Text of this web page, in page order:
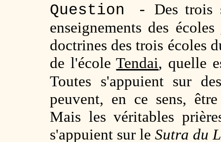
Question - Des trois
enseignements des écoles
doctrines des trois écoles
de l'écoleTendai, quelle
Toutes s'appuient sur
peuvent, en ce sens,
Mais les véritables
s'appuient sur le Sutra du